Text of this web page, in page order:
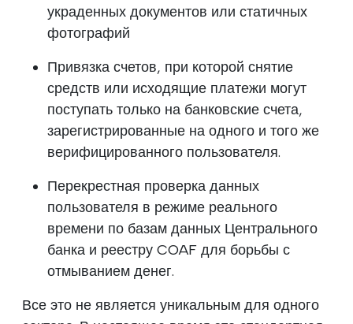
украденных документов или статичных
фотографий
Привязка счетов, при которой снятие
средств или исходящие платежи могут
поступать только на банковские счета,
зарегистрированные на одного и того же
верифицированного пользователя.
Перекрестная проверка данных
пользователя в режиме реального
времени по базам данных Центрального
банка и реестру COAF для борьбы с
отмыванием денег.
Все это не является уникальным для одного